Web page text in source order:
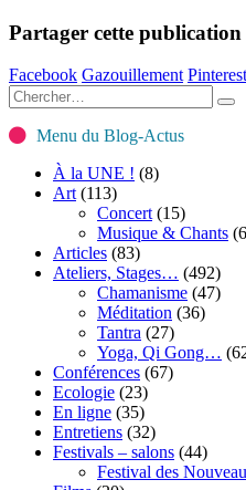
Partager cette publication
Facebook Gazouillement Pinterest
Menu du Blog-Actus
À la UNE ! (8)
Art (113)
Concert (15)
Musique & Chants
Articles (83)
Ateliers, Stages… (492)
Chamanisme (47)
Méditation (36)
Tantra (27)
Yoga, Qi Gong…
Conférences (67)
Ecologie (23)
En ligne (35)
Entretiens (32)
Festivals – salons (44)
Festival des